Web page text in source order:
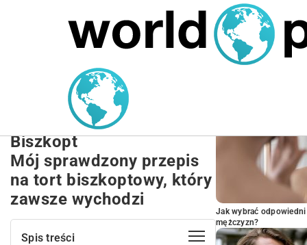
MARIUSZ ŁAMAGA 27.09.2025
Przepis na Tort
Biszkoptowy Krok po
Kroku | Idealny Puszysty
Biszkopt
Mój sprawdzony przepis
na tort biszkoptowy, który
zawsze wychodzi
Spis treści
Jak wybrać
mężczyzn?